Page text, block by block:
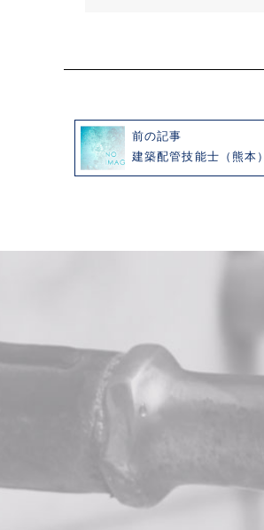
前の記事
建築配管技能士（熊本）